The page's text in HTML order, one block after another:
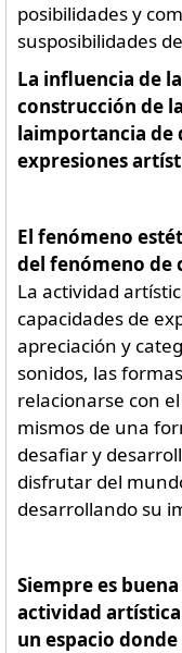
posibilidades y
susposibilidades
La influencia de
construcción de
laimportancia de
expresiones
El fenómeno
del fenómeno de
La actividad
capacidades de
apreciación y
sonidos, las
relacionarse con
mismos de una
desafiar y
disfrutar del
desarrollando su
Siempre es
actividad
un espacio